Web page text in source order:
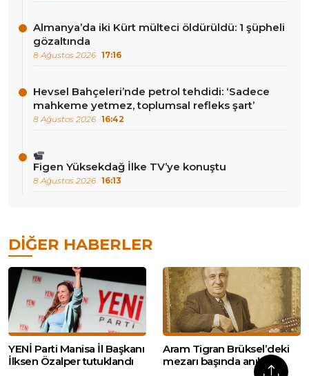
Almanya’da iki Kürt mülteci öldürüldü: 1 şüpheli
gözaltında
8 Ağustos 2026 17:16
Hevsel Bahçeleri’nde petrol tehdidi: ‘Sadece
mahkeme yetmez, toplumsal refleks şart’
8 Ağustos 2026 16:42
Figen Yüksekdağ İlke TV’ye konuştu
8 Ağustos 2026 16:13
DIĞER HABERLER
YENİ Parti Manisa İl Başkanı
İlksen Özalper tutuklandı
Aram Tigran Brüksel’deki
mezarı başında anıldı